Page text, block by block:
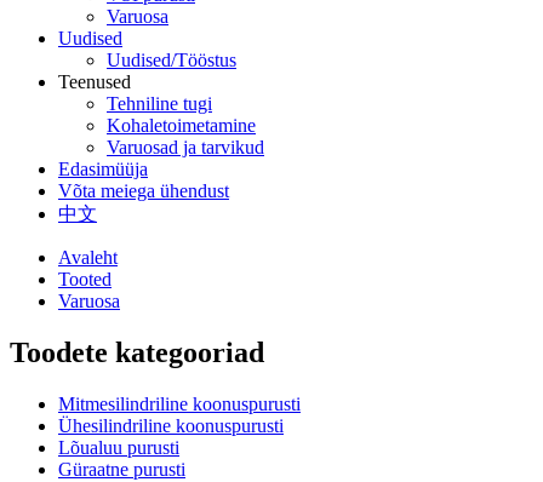
Varuosa
Uudised
Uudised/Tööstus
Teenused
Tehniline tugi
Kohaletoimetamine
Varuosad ja tarvikud
Edasimüüja
Võta meiega ühendust
中文
Avaleht
Tooted
Varuosa
Toodete kategooriad
Mitmesilindriline koonuspurusti
Ühesilindriline koonuspurusti
Lõualuu purusti
Güraatne purusti